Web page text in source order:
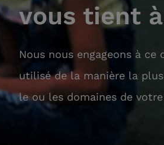
vous tient
Nous nous engageons à
utilisé de la manière la
le ou les domaines de